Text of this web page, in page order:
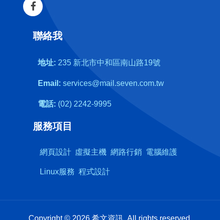
聯絡我
地址: 235 新北市中和區南山路19號
Email: services@mail.seven.com.tw
電話: (02) 2242-9995
服務項目
網頁設計 虛擬主機 網路行銷 電腦維護
Linux服務 程式設計
Copyright © 2026 希文資訊. All rights reserved.